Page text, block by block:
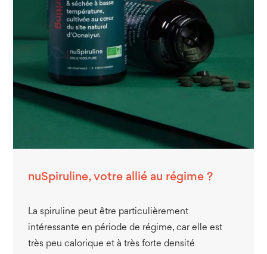
nuSpiruline, votre allié au régime ?
La spiruline peut être particulièrement
intéressante en période de régime, car elle est
très peu calorique et à très forte densité